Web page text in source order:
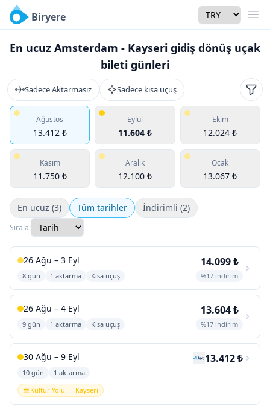
Biryere Currency
En ucuz Amsterdam - Kayseri gidiş dönüş uçak
bileti günleri
Sadece Aktarmasız Sadece kısa uçuş
Ağustos
13.412 ₺
Eylül
11.604 ₺
Ekim
12.024 ₺
Kasım
11.750 ₺
Aralık
12.100 ₺
Ocak
13.067 ₺
En ucuz (3) Tüm tarihler İndirimli (2)
Sırala:
26 Ağu – 3 Eyl
8 gün 1 aktarma Kısa uçuş
14.099 ₺
%17 indirim
26 Ağu – 4 Eyl
9 gün 1 aktarma Kısa uçuş
13.604 ₺
%17 indirim
30 Ağu – 9 Eyl
10 gün
1 aktarma
Kültür Yolu — Kayseri
13.412 ₺